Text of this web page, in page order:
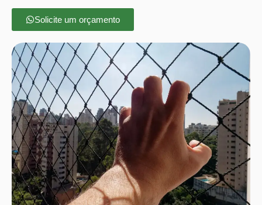
Solicite um orçamento